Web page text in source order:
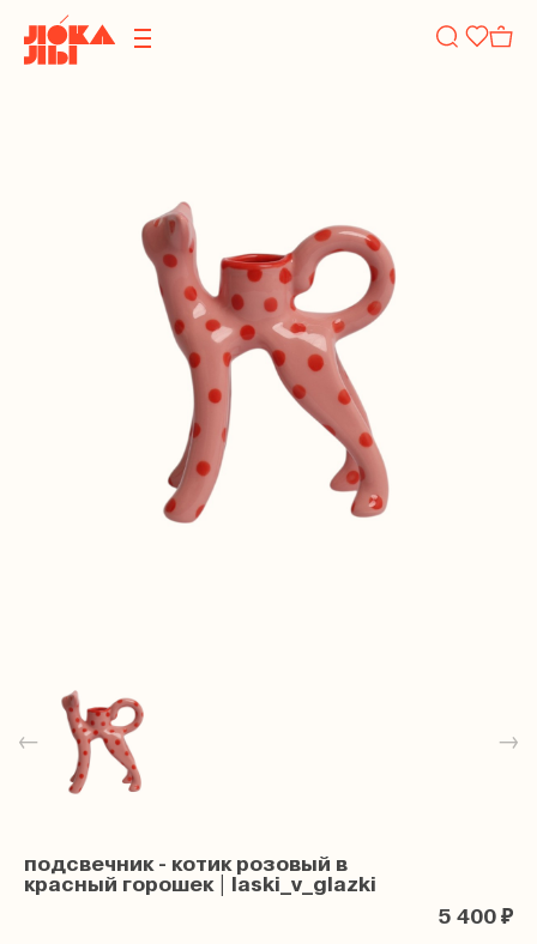
← →
подсвечник - котик розовый в
красный горошек | laski_v_glazki
5 400 ₽